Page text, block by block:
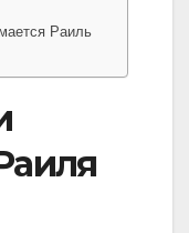
Раиль